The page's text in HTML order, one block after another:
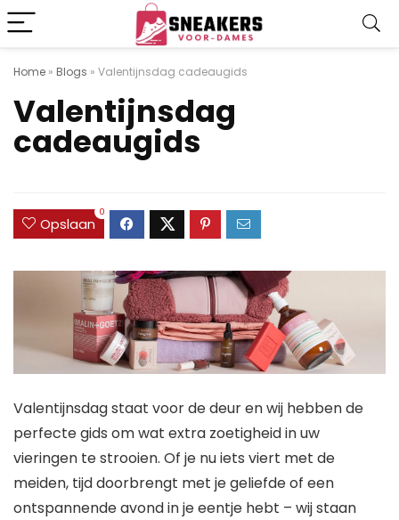
Home » Blogs » Valentijnsdag cadeaugids
Valentijnsdag
cadeaugids
Opslaan
0
Valentijnsdag staat voor de deur en wij hebben de
perfecte gids om wat extra zoetigheid in uw
vieringen te strooien. Of je nu iets viert met de
meiden, tijd doorbrengt met je geliefde of een
ontspannende avond in je eentje hebt – wij staan ​​